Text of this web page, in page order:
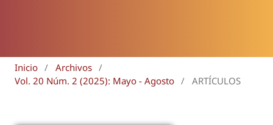
Inicio / Archivos /
Vol. 20 Núm. 2 (2025): Mayo - Agosto / ARTÍCULOS